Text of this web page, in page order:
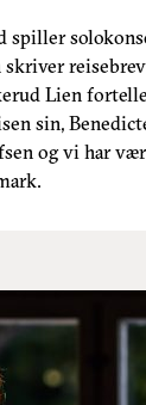
spiller
skriver
Lien
sin,
og vi har